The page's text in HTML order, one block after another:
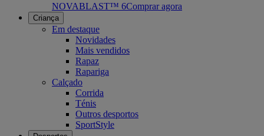
NOVABLAST™ 6Comprar agora
Criança
Em destaque
Novidades
Mais vendidos
Rapaz
Rapariga
Calçado
Corrida
Ténis
Outros desportos
SportStyle